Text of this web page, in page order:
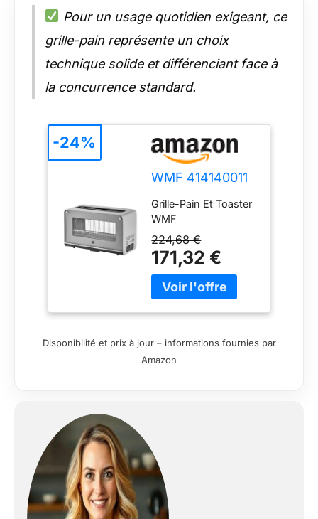
Pour un usage quotidien exigeant, ce
grille-pain représente un choix
technique solide et différenciant face à
la concurrence standard.
WMF 414140011
Grille-Pain Et Toaster
WMF
224,68 €
171,32 €
-24%
Disponibilité et prix à jour – informations fournies par
Amazon